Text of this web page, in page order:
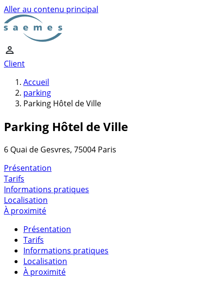
Aller au contenu principal
Client
Accueil
parking
Parking Hôtel de Ville
Parking Hôtel de Ville
6 Quai de Gesvres, 75004 Paris
Présentation
Tarifs
Informations pratiques
Localisation
À proximité
Présentation
Tarifs
Informations pratiques
Localisation
À proximité